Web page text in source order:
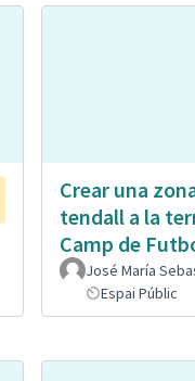
Crear una
tendall a la
Camp de
José María
Espai Públic